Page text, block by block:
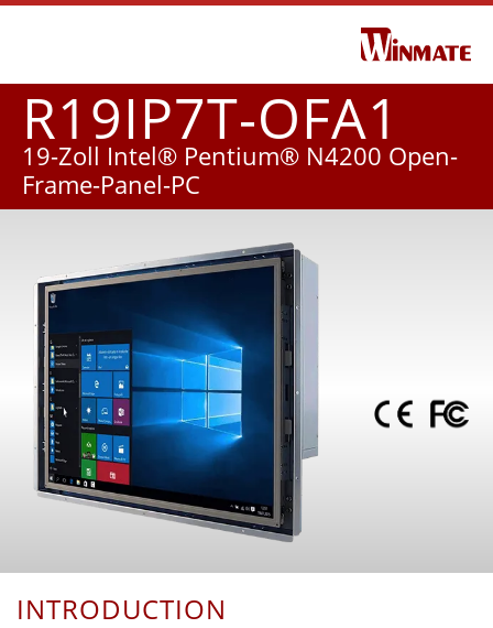
R19IP7T-OFA1
19-Zoll Intel® Pentium® N4200 Open-
Frame-Panel-PC
INTRODUCTION